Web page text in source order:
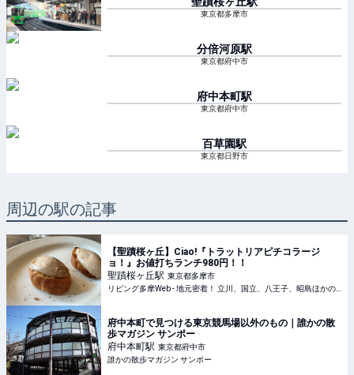
東京都多摩市
分倍河原駅
東京都府中市
府中本町駅
東京都府中市
百草園駅
東京都日野市
周辺の駅の記事
【聖蹟桜ヶ丘】Ciao!『トラットリアピチコラージ
ョ！』お値打ちランチ980円！！
聖蹟桜ヶ丘駅 東京都多摩市
府中本町で見つける東京競馬場以外のもの｜誰かの散
歩マガジン サンポー
府中本町駅 東京都府中市
誰かの散歩マガジン サンポー